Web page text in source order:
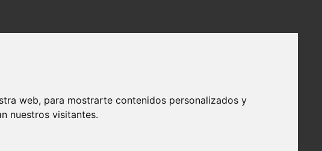
web, para mostrarte contenidos personalizados y
nuestros visitantes.